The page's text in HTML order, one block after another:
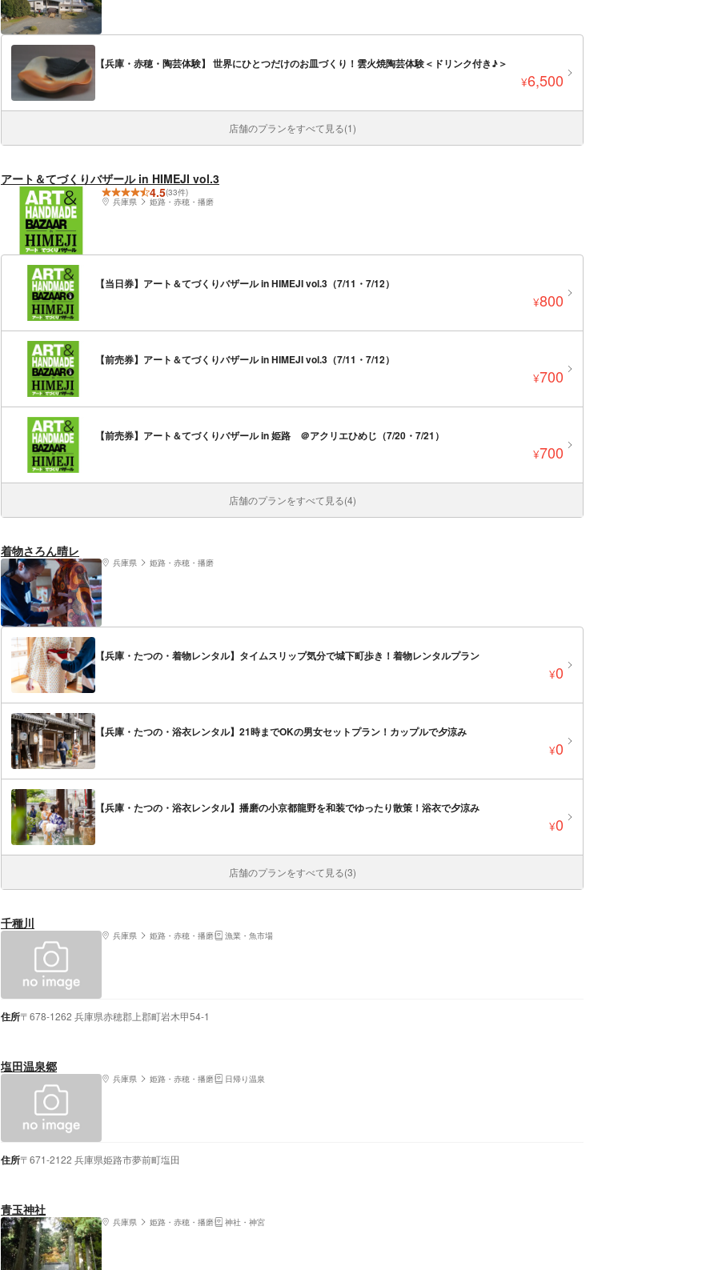
【兵庫・赤穂・陶芸体験】 世界にひとつだけのお皿づくり！雲火焼陶芸体験＜ドリンク付き♪＞
¥6,500
店舗のプランをすべて見る(1)
アート＆てづくりバザール in HIMEJI vol.3
4.5(33件)
兵庫県
姫路・赤穂・播磨
【当日券】アート＆てづくりバザール in HIMEJI vol.3（7/11・7/12）
¥800
【前売券】アート＆てづくりバザール in HIMEJI vol.3（7/11・7/12）
¥700
【前売券】アート＆てづくりバザール in 姫路 ＠アクリエひめじ（7/20・7/21）
¥700
店舗のプランをすべて見る(4)
着物さろん晴レ
兵庫県 姫路・赤穂・播磨
【兵庫・たつの・着物レンタル】タイムスリップ気分で城下町歩き！着物レンタルプラン
¥0
【兵庫・たつの・浴衣レンタル】21時までOKの男女セットプラン！カップルで夕涼み
¥0
【兵庫・たつの・浴衣レンタル】播磨の小京都龍野を和装でゆったり散策！浴衣で夕涼み
¥0
店舗のプランをすべて見る(3)
千種川
兵庫県 姫路・赤穂・播磨 漁業・魚市場
住所〒678-1262 兵庫県赤穂郡上郡町岩木甲54-1
塩田温泉郷
兵庫県 姫路・赤穂・播磨 日帰り温泉
住所〒671-2122 兵庫県姫路市夢前町塩田
青玉神社
兵庫県 姫路・赤穂・播磨 神社・神宮